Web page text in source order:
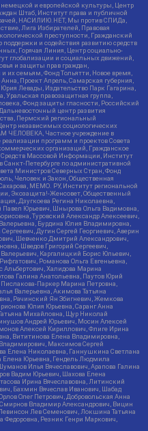
и европейской культуры, Центр
Штаб, Институт права и публичной
НАСИЛИЮ.НЕТ, Мы против СПИДа,
Лига Избирателей, Правовая
преступности, Гражданский
и содействия развитию средств
Горячая Линия, Центр социально-
глобализации и социальных движений,
и защиты прав граждан,
семьям, Фонд Тольятти, Новое время,
Проект Апрель, Самарская губерния,
Левады, Издательство Парк Гагарина,
правозащитная группа,
Фонд защиты гласности, Российский
центр развития
Пермский региональный
независимых социологических
ЧЕЛОВЕКА, Частное учреждение в
программ и проектов Совета
организаций, Гражданское
Массовой Информации, Институт
Санкт-Петербурге по административной
Министров Северных Стран, Фонд
Человек и Закон, Общественная
МЕМО. РУ, Институт региональной
Экозащита!-Женсовет, Общественный
Дзугкоева Регина Николаевна,
Юрьевич, Шнырова Ольга Вадимовна,
Туровский Александр Алексеевич,
Бурдина Юлия Владимировна,
Дугин Сергей Георгиевич, Аверин
Шевченко Дмитрий Александрович,
Шведов Григорий Сергеевич,
Каргалицкий Борис Юльевич,
Романова Ольга Евгеньевна,
Альбертович, Халидова Марина
Галина Анатольевна, Паутов Юрий
Паркер Марина Петровна,
Валерьевна, Акимова Татьяна
Рачинский Ян Збигневич, Жемкова
Юлия Юрьевна, Саранг Анна
Михайловна, Щур Николай
Андрей Юрьевич, Мосин Алексей
Алексей Кириллович, Флиге Ирина
Вититинова Елена Владимировна,
Максимов Сергей
Елена Николаевна, Ганнушкина Светлана
Елена Юрьевна, Гендель Людмила
Илья Вячеславович, Арапова Галина
Вадим Юрьевич, Шахова Елена
Ирина Вячеславовна, Литинский
Бахмин Вячеслав Иванович, Шабад
Олег Петрович, Добровольская Анна
Владимир Александрович, Вицин
Лев Семенович, Локшина Татьяна
Федоровна, Резник Генри Маркович,